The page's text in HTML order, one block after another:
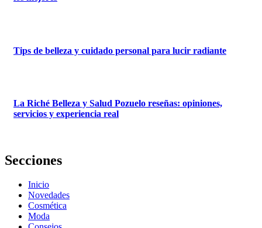
Tips de belleza y cuidado personal para lucir radiante
La Riché Belleza y Salud Pozuelo reseñas: opiniones,
servicios y experiencia real
Secciones
Inicio
Novedades
Cosmética
Moda